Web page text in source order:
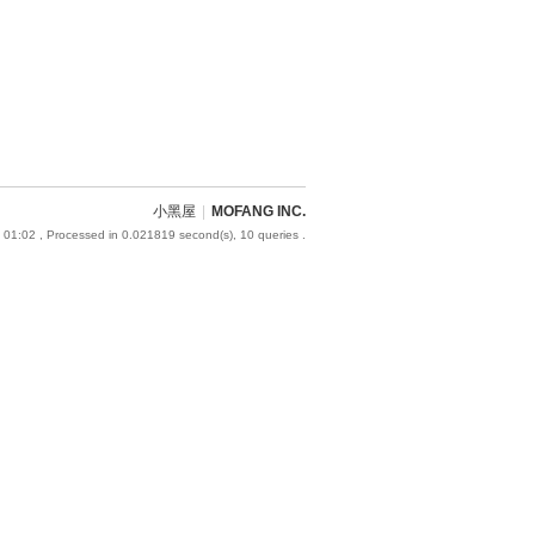
小黑屋 MOFANG INC.
01:02 , Processed in 0.021819 second(s), 10 queries .